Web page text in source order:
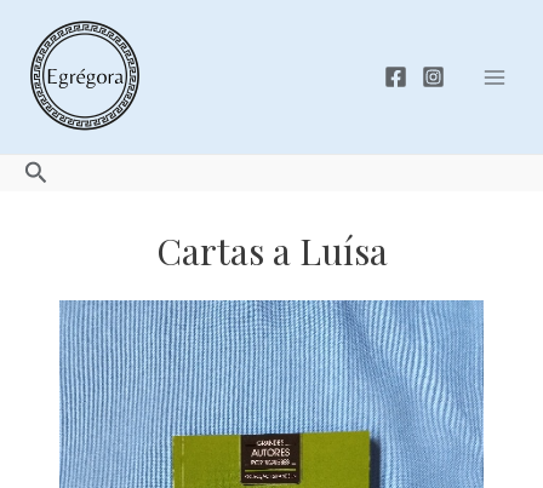
content
Search
Cartas a Luísa